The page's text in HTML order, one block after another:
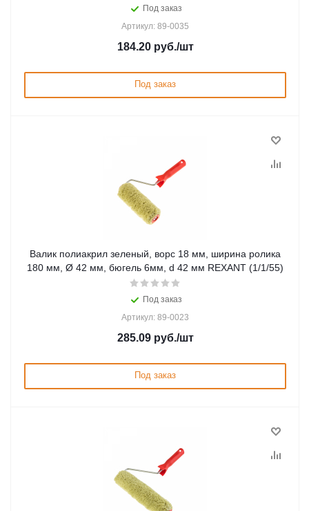
Под заказ
Артикул: 89-0035
184.20руб./шт
Под заказ
Валик полиакрил зеленый, ворс 18 мм, ширина ролика
180 мм, Ø 42 мм, бюгель 6мм, d 42 мм REXANT (1/1/55)
Под заказ
Артикул: 89-0023
285.09руб./шт
Под заказ